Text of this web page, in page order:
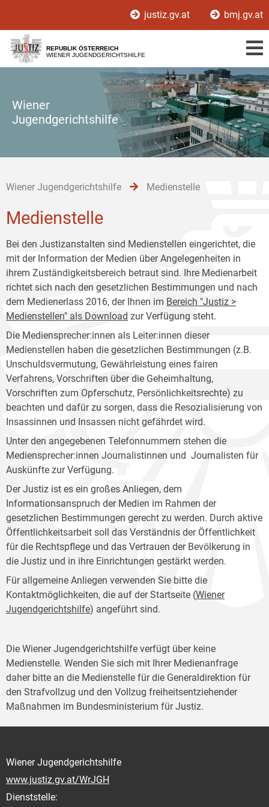
[1]
[2]
[3]
justiz.gv.at bmj.gv.at
REPUBLIK ÖSTERREICH
WIENER JUGENDGERICHTSHILFE
Wiener
Jugendgerichtshilfe
Wiener Jugendgerichtshilfe Medienstelle
Medienstelle
Bei den Justizanstalten sind Medienstellen eingerichtet, die
mit der Information der Medien über Angelegenheiten in
ihrem Zuständigkeitsbereich betraut sind. Ihre Medienarbeit
richtet sich nach den gesetzlichen Bestimmungen und nach
dem Medienerlass 2016, der Ihnen im Bereich "Justiz >
Medienstellen" als Download zur Verfügung steht.
Die Mediensprecher:innen als Leiter:innen dieser
Medienstellen haben die gesetzlichen Bestimmungen (z.B.
Unschuldsvermutung, Gewährleistung eines fairen
Verfahrens, Vorschriften über die Geheimhaltung,
Vorschriften zum Opferschutz, Persönlichkeitsrechte) zu
beachten und dafür zu sorgen, dass die Resozialisierung von
Insassinnen und Insassen nicht gefährdet wird.
Unter den angegebenen Telefonnummern stehen die
Mediensprecher:innen Journalistinnen und Journalisten für
Auskünfte zur Verfügung.
Der Justiz ist es ein großes Anliegen, dem
Informationsanspruch der Medien im Rahmen der
gesetzlichen Bestimmungen gerecht zu werden. Durch aktive
Öffentlichkeitsarbeit soll das Verständnis der Öffentlichkeit
für die Rechtspflege und das Vertrauen der Bevölkerung in
die Justiz und in ihre Einrichtungen gestärkt werden.
Für allgemeine Anliegen verwenden Sie bitte die
Kontaktmöglichkeiten, die auf der Startseite (Wiener
Jugendgerichtshilfe) angeführt sind.
Die Wiener Jugendgerichtshilfe verfügt über keine
Medienstelle. Wenden Sie sich mit Ihrer Medienanfrage
daher bitte an die Medienstelle für die Generaldirektion für
den Strafvollzug und den Vollzug freiheitsentziehender
Maßnahmen im Bundesministerium für Justiz.
Wiener Jugendgerichtshilfe
www.justiz.gv.at/WrJGH
Dienststelle: